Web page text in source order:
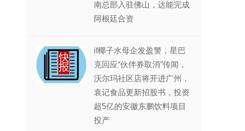
南总部入驻佛山，达能完成
阿根廷合资
if椰子水母企发盈警，星巴
克回应“伙伴券取消”传闻，
沃尔玛社区店将开进广州，
袁记食品更新招股书，投资
超5亿的安徽东鹏饮料项目
投产